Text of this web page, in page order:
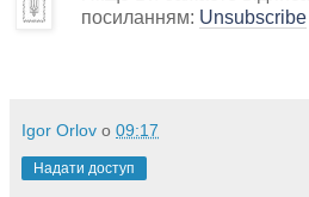
посиланням: Unsubscribe
Igor Orlov о 09:17
Надати доступ